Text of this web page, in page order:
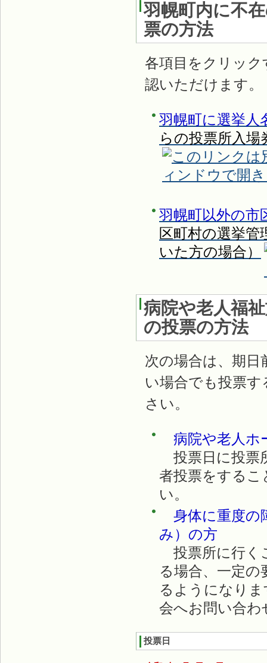
羽幌町内に不
票の方法
各項目をクリッ
認いただけます。
羽幌町に選挙人
らの投票所入
羽幌町以外の
区町村の選挙管
いた方の場合）
病院や老人福
の投票の方法
次の場合は、期
い場合でも投票
さい。
病院や老人ホ
投票日に投票
者投票をする
い。
身体に重度の
み）の方
投票所に行く
る場合、一定
るようになり
会へお問い合
投票日